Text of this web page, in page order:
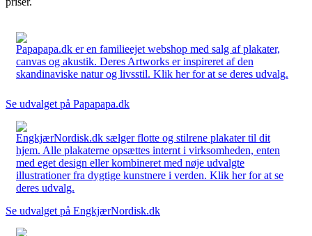
Papapapa.dk er en familieejet webshop med salg af plakater,
canvas og akustik. Deres Artworks er inspireret af den
skandinaviske natur og livsstil. Klik her for at se deres udvalg.
Se udvalget på Papapapa.dk
EngkjærNordisk.dk sælger flotte og stilrene plakater til dit
hjem. Alle plakaterne opsættes internt i virksomheden, enten
med eget design eller kombineret med nøje udvalgte
illustrationer fra dygtige kunstnere i verden. Klik her for at se
deres udvalg.
Se udvalget på EngkjærNordisk.dk